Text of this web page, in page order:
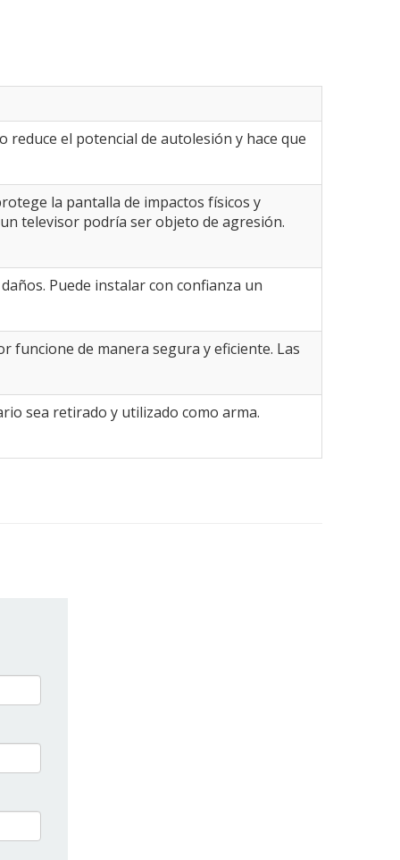
el potencial de autolesión y hace que
la pantalla de impactos físicos y
televisor podría ser objeto de agresión.
Puede instalar con confianza un
funcione de manera segura y eficiente. Las
sea retirado y utilizado como arma.